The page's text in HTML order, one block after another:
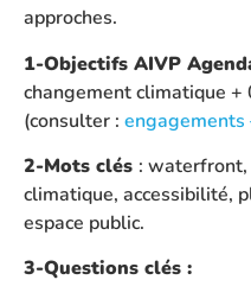
approches.
1-Objectifs AIVP
changement climatique
(consulter : engagements
2-Mots clés : waterfront,
climatique, accessibilité,
espace public.
3-Questions clés :